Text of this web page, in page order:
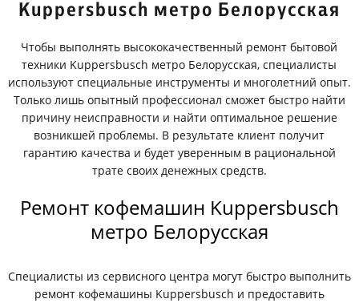
Kuppersbusch метро Белорусская
Чтобы выполнять высококачественный ремонт бытовой
техники Kuppersbusch метро Белорусская, специалисты
используют специальные инструменты и многолетний опыт.
Только лишь опытный профессионал сможет быстро найти
причину неисправности и найти оптимальное решение
возникшей проблемы. В результате клиент получит
гарантию качества и будет уверенным в рациональной
трате своих денежных средств.
Ремонт кофемашин Kuppersbusch
метро Белорусская
Специалисты из сервисного центра могут быстро выполнить
ремонт кофемашины Kuppersbusch и предоставить